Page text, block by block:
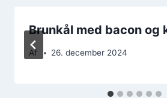
Brunkål med bacon og
Af 26. december 2024